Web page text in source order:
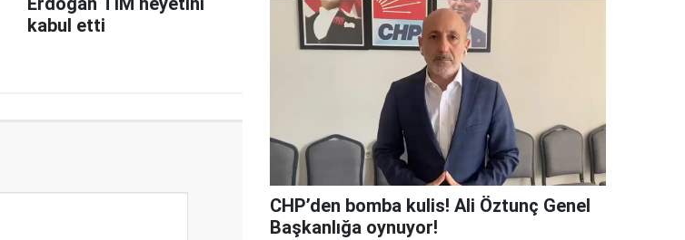
kabul etti
CHP’den bomba kulis! Ali Öztunç Genel
Başkanlığa oynuyor!